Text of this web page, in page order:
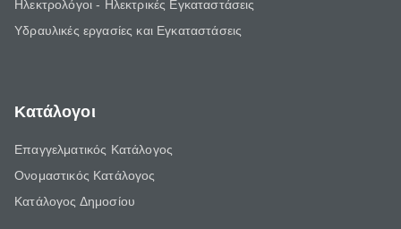
Ηλεκτρολόγοι - Ηλεκτρικές Εγκαταστάσεις
Υδραυλικές εργασίες και Εγκαταστάσεις
Κατάλογοι
Επαγγελματικός Κατάλογος
Ονομαστικός Κατάλογος
Κατάλογος Δημοσίου